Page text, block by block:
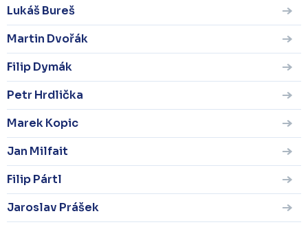
Lukáš Bureš
Martin Dvořák
Filip Dymák
Petr Hrdlička
Marek Kopic
Jan Milfait
Filip Pártl
Jaroslav Prášek